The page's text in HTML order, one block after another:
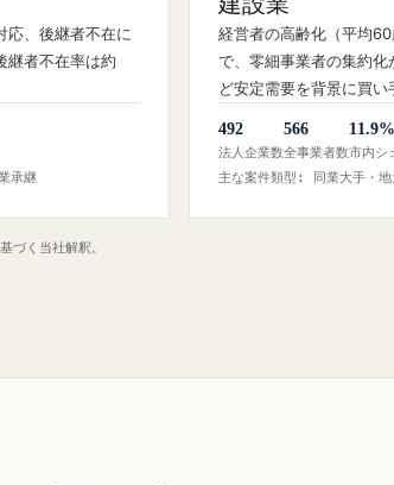
応、後継者不在に
継者不在率は約
承継
経営者の高齢化（平均
で、零細事業者の集約
ど安定需要を背景に買い
492
法人企業数
566
全事業者数
11.9%
市内シ
主な案件類型: 同業大手・地
づく当社解釈。